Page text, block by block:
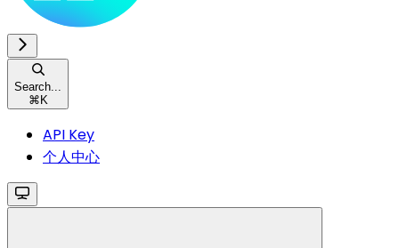
Search...
⌘K
API Key
个人中心